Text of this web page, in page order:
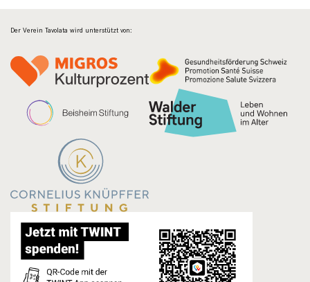
Der Verein Tavolata wird unterstützt von: